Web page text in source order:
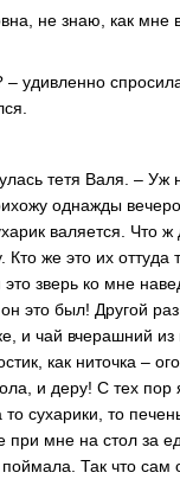
не знаю, как мне
удивленно
тетя Валя. – Уж
однажды
валяется. Что
же это их оттуда
зверь ко мне
это был! Другой
и чай вчерашний
как ниточка –
и деру! С тех пор
то сухарики, то
при мне на стол за
поймала. Так что сам